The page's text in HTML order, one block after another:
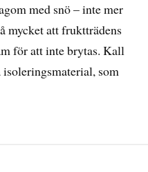
med snö – inte mer
mycket att fruktträdens
för att inte brytas. Kall
som